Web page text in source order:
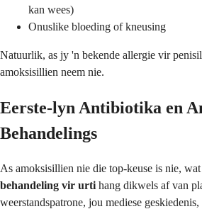
kan wees)
Onuslike bloeding of kneusing
Natuurlik, as jy 'n bekende allergie vir
amoksisillien neem nie.
Eerste-lyn Antibiotika en
Behandelings
As amoksisillien nie die top-keuse is nie,
behandeling vir urti hang dikwels af van
weerstandspatrone, jou mediese